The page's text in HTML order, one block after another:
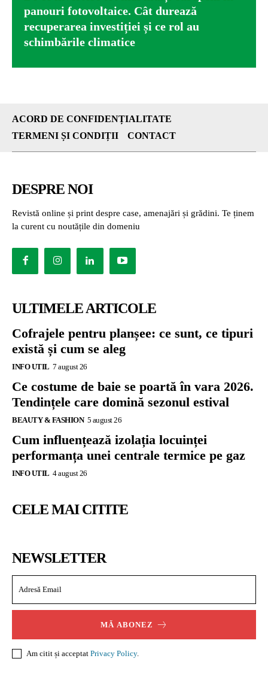
panouri fotovoltaice. Cât durează
recuperarea investiției și ce rol au
schimbările climatice
ACORD DE CONFIDENȚIALITATE
TERMENI ȘI CONDIȚII
CONTACT
DESPRE NOI
Revistă online și print despre case, amenajări și grădini. Te ținem
la curent cu noutățile din domeniu
ULTIMELE ARTICOLE
Cofrajele pentru planșee: ce sunt, ce tipuri
există și cum se aleg
INFO UTIL 7 august 26
Ce costume de baie se poartă în vara 2026.
Tendințele care domină sezonul estival
BEAUTY & FASHION 5 august 26
Cum influențează izolația locuinței
performanța unei centrale termice pe gaz
INFO UTIL 4 august 26
CELE MAI CITITE
NEWSLETTER
MĂ ABONEZ
Am citit și acceptat Privacy Policy.